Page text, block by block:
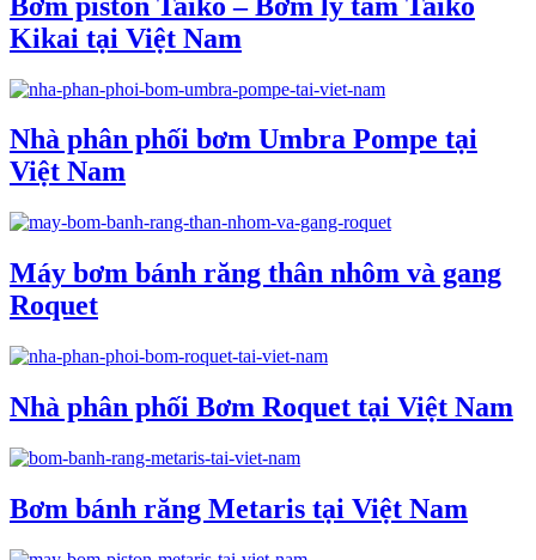
Kikai tại Việt Nam
Nhà phân phối bơm Umbra Pompe tại
Việt Nam
Máy bơm bánh răng thân nhôm và gang
Roquet
Nhà phân phối Bơm Roquet tại Việt Nam
Bơm bánh răng Metaris tại Việt Nam